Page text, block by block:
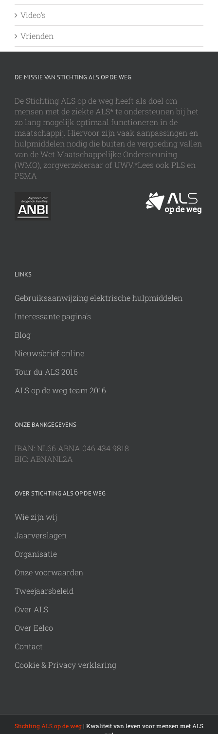
Video's
Vrienden
DE MISSIE VAN STICHTING ALS OP DE WEG
De Stichting ALS op de weg heeft als doel om
mensen met de ziekte ALS* te ondersteunen bij het
zo lang mogelijk optimaal functioneren in de
maatschappij. Hiervoor zijn vaak aanpassingen en
hulpmiddelen nodig die buiten de vergoeding vallen
van de Wet Maatschappelijke Ondersteuning
(WMO), zorgverzekeraar of UWV.*Lees ook PLS en
PSMA
LINKS
Gebruiksaanwijzing elektrische hulpmiddelen
Interessante pagina's
Blog
Nieuwsbrief online
Tour du ALS 2016
ALS op de weg team 2016
ONZE BANKGEGEVENS
IBAN: NL66 ABNA 046 434 9818
BIC: ABNANL2A
OVER STICHTING ALS OP DE WEG
Wie zijn wij
Jaarverslagen
Organisatie
Onze voorwaarden
Tweejaarsbeleid
Over ALS
Over Eelco
Contact
Cookie & Privacy verklaring
Stichting ALS op de weg| Kwaliteit van leven voor mensen met ALS